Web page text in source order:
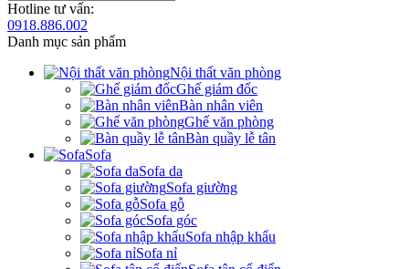
Hotline tư vấn:
0918.886.002
Danh mục sản phẩm
Nội thất văn phòng
Ghế giám đốc
Bàn nhân viên
Ghế văn phòng
Bàn quầy lễ tân
Sofa
Sofa da
Sofa giường
Sofa gỗ
Sofa góc
Sofa nhập khẩu
Sofa nỉ